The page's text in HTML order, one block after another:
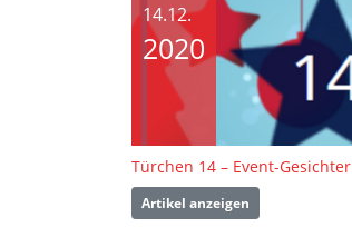
14.12.
2020
Türchen 14 – Event-Gesichter
Artikel anzeigen